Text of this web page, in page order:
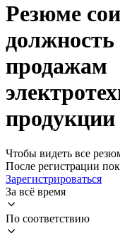
Резюме
продажам
продукции
Чтобы видеть все
После регистрации
Зарегистрироваться
За всё время
По соответствию